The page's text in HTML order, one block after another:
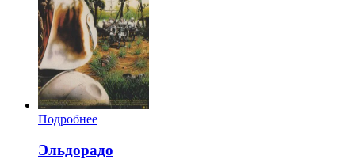
Подробнее
Эльдорадо